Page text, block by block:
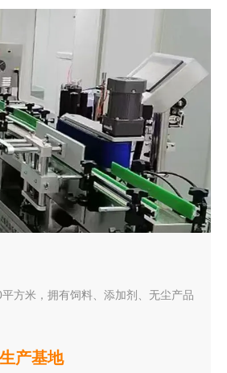
方米，拥有饲料、添加剂、无尘产品
产基地